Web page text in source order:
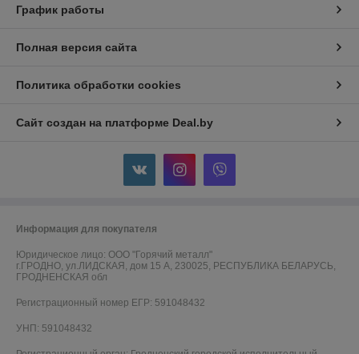
График работы
Полная версия сайта
Политика обработки cookies
Сайт создан на платформе Deal.by
Информация для покупателя
Юридическое лицо: ООО "Горячий металл"
г.ГРОДНО, ул.ЛИДСКАЯ, дом 15 А, 230025, РЕСПУБЛИКА БЕЛАРУСЬ,
ГРОДНЕНСКАЯ обл
Регистрационный номер ЕГР: 591048432
УНП: 591048432